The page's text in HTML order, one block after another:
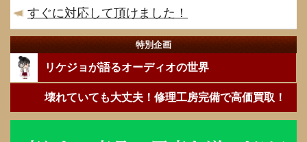
すぐに対応して頂けました！
特別企画
リケジョが語るオーディオの世界
壊れていても大丈夫！修理工房完備で高価買取！